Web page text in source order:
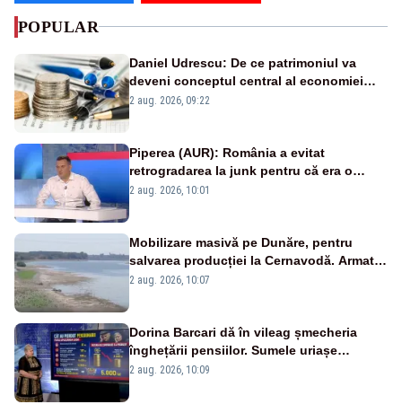
POPULAR
Daniel Udrescu: De ce patrimoniul va
deveni conceptul central al economiei
viitoare?
2 aug. 2026, 09:22
Piperea (AUR): România a evitat
retrogradarea la junk pentru că era o
catastrofă pentru bănci și fondurile de
2 aug. 2026, 10:01
Mobilizare masivă pe Dunăre, pentru
salvarea producției la Cernavodă. Armata
va detona o stâncă și va devia apa
2 aug. 2026, 10:07
Dorina Barcari dă în vileag șmecheria
înghețării pensiilor. Sumele uriașe
pierdute de fiecare român
2 aug. 2026, 10:09